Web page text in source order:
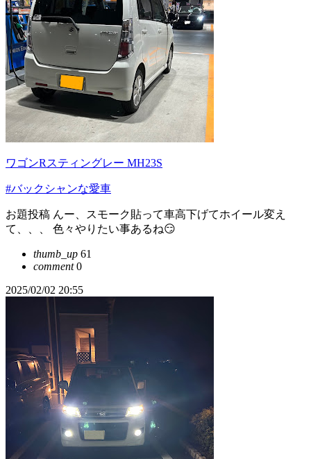
ワゴンRスティングレー MH23S
#バックシャンな愛車
お題投稿 んー、スモーク貼って車高下げてホイール変え
て、、、 色々やりたい事あるね😏
thumb_up 61
comment0
2025/02/02 20:55